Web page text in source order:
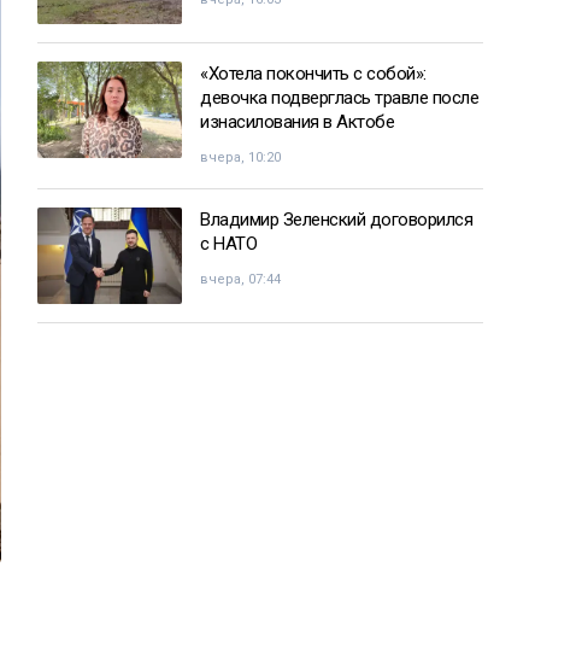
«Хотела покончить с собой»:
девочка подверглась травле после
изнасилования в Актобе
вчера, 10:20
Владимир Зеленский договорился
с НАТО
вчера, 07:44